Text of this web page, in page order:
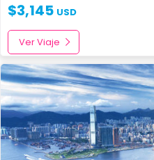
$3,145 USD
Ver Viaje